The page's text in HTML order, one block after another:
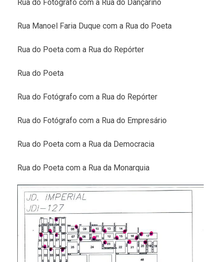
Rua do Fotógrafo com a Rua do Dançarino
Rua Manoel Faria Duque com a Rua do Poeta
Rua do Poeta com a Rua do Repórter
Rua do Poeta
Rua do Fotógrafo com a Rua do Repórter
Rua do Fotógrafo com a Rua do Empresário
Rua do Poeta com a Rua da Democracia
Rua do Poeta com a Rua da Monarquia